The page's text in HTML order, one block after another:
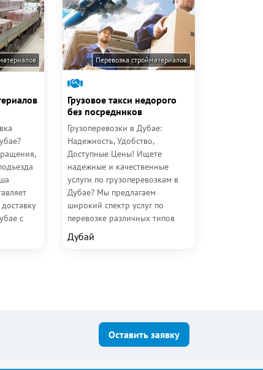
с
Перевозка стройматериалов
Грузовое такси недорого
без посредников
Грузоперевозки в Дубае:
Надежность, Удобство,
Доступные Цены! Ищете
надежные и качественные
услуги по грузоперевозкам в
Дубае? Мы предлагаем
широкий спектр услуг по
перевозке различных типов
грузов в городе, предоставляя
транспорт с...
Дубай
Оставить заявку